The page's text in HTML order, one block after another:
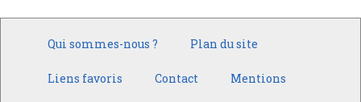
Qui sommes-nous ? Plan du site
Liens favoris Contact Mentions